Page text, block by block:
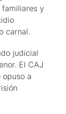
y
carnal.
judicial
El CAJ
a